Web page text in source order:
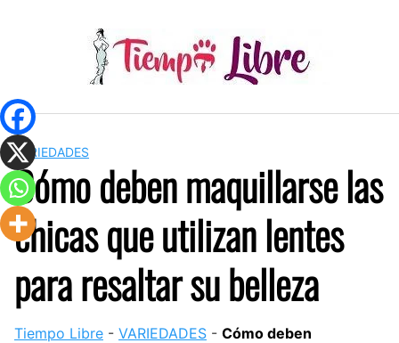
VARIEDADES
Cómo deben maquillarse las
chicas que utilizan lentes
para resaltar su belleza
Tiempo Libre - VARIEDADES - Cómo deben